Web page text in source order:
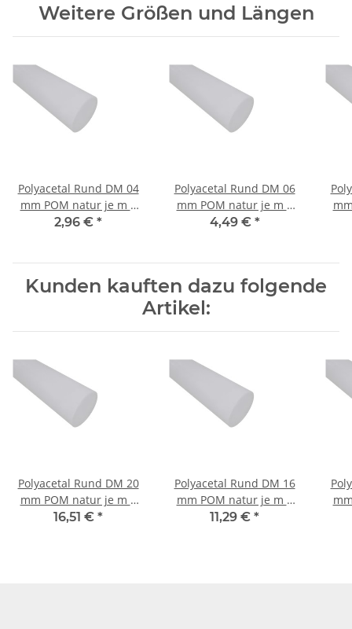
Weitere Größen und Längen
Polyacetal Rund DM 04
mm POM natur je m ±
5mm
2,96 € *
Polyacetal Rund DM 06
mm POM natur je m ±
5mm
4,49 € *
Kunden kauften dazu folgende
Artikel:
Polyacetal Rund DM 20
mm POM natur je m ±
5mm
16,51 € *
Polyacetal Rund DM 16
mm POM natur je m ±
5mm
11,29 € *